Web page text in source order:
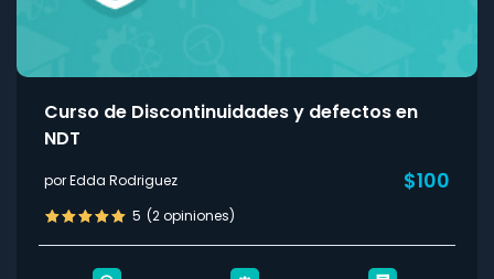
Curso de Discontinuidades y defectos en
NDT
por Edda Rodriguez $100
5 (2 opiniones)